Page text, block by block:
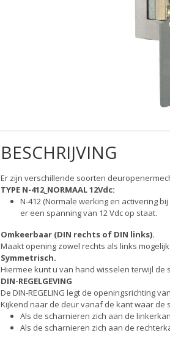
BESCHRIJVING
Er zijn verschillende soorten
TYPE N-412_NORMAAL 12Vdc:
N-412 (Normale werking en activering
er een spanning van 12 Vdc op staat.
Omkeerbaar (DIN rechts of DIN links).
Maakt opening zowel rechts als links mogelijk.
Symmetrisch.
Hiermee kunt u van hand wisselen terwijl
DIN-REGELGEVING
De DIN-REGELING legt de openingsrichting
Kijkend naar de deur vanaf de kant waar de
Als de scharnieren zich aan de
Als de scharnieren zich aan de